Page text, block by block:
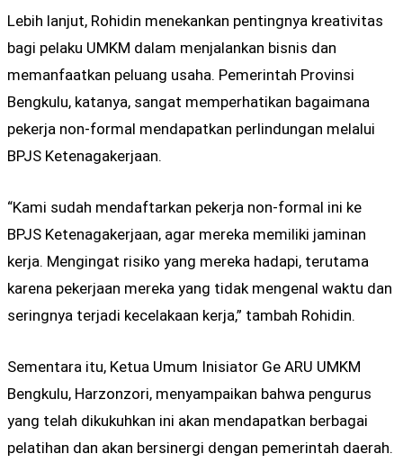
Lebih lanjut, Rohidin menekankan pentingnya kreativitas
bagi pelaku UMKM dalam menjalankan bisnis dan
memanfaatkan peluang usaha. Pemerintah Provinsi
Bengkulu, katanya, sangat memperhatikan bagaimana
pekerja non-formal mendapatkan perlindungan melalui
BPJS Ketenagakerjaan.
“Kami sudah mendaftarkan pekerja non-formal ini ke
BPJS Ketenagakerjaan, agar mereka memiliki jaminan
kerja. Mengingat risiko yang mereka hadapi, terutama
karena pekerjaan mereka yang tidak mengenal waktu dan
seringnya terjadi kecelakaan kerja,” tambah Rohidin.
Sementara itu, Ketua Umum Inisiator Ge ARU UMKM
Bengkulu, Harzonzori, menyampaikan bahwa pengurus
yang telah dikukuhkan ini akan mendapatkan berbagai
pelatihan dan akan bersinergi dengan pemerintah daerah.